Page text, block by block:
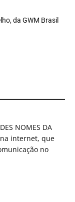
da GWM Brasil
NOMES DA
na internet, que
no